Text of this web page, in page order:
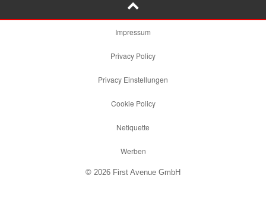
Impressum
Privacy Policy
Privacy Einstellungen
Cookie Policy
Netiquette
Werben
© 2026 First Avenue GmbH